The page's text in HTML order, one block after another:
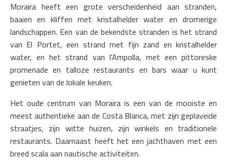
Moraira heeft een grote verscheidenheid aan stranden,
baaien en kliffen met kristalhelder water en dromerige
landschappen. Een van de bekendste stranden is het strand
van El Portet, een strand met fijn zand en kristalhelder
water, en het strand van l'Ampolla, met een pittoreske
promenade en talloze restaurants en bars waar u kunt
genieten van de lokale keuken.
Het oude centrum van Moraira is een van de mooiste en
meest authentieke aan de Costa Blanca, met zijn geplaveide
straatjes, zijn witte huizen, zijn winkels en traditionele
restaurants. Daarnaast heeft het een jachthaven met een
breed scala aan nautische activiteiten.